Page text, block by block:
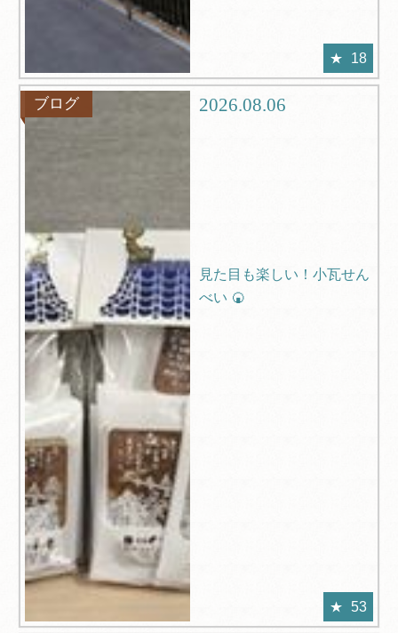
18
ブログ 2026.08.06
見た目も楽しい！小瓦せん
べい 🍘
53